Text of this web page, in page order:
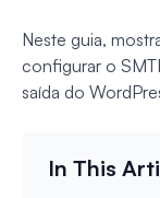
Neste guia,
configurar o
saída do